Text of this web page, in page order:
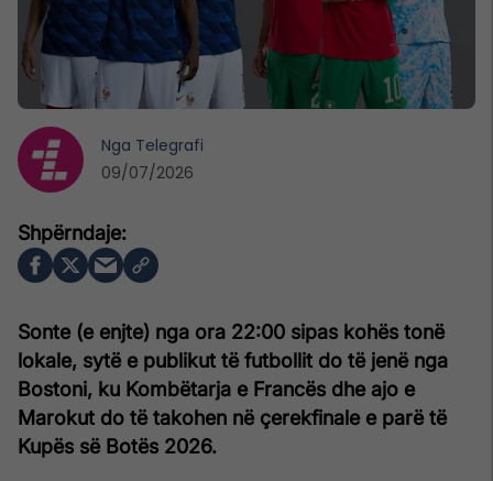
Sonte (e enjte) nga ora 22:00 sipas kohës tonë
lokale, sytë e publikut të futbollit do të jenë nga
Bostoni, ku Kombëtarja e Francës dhe ajo e
Marokut do të takohen në çerekfinale e parë të
Kupës së Botës 2026.
Nga Telegrafi
09/07/2026